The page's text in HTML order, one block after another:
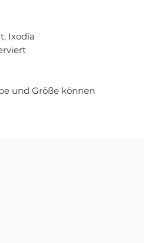
Ixodia
und Größe können